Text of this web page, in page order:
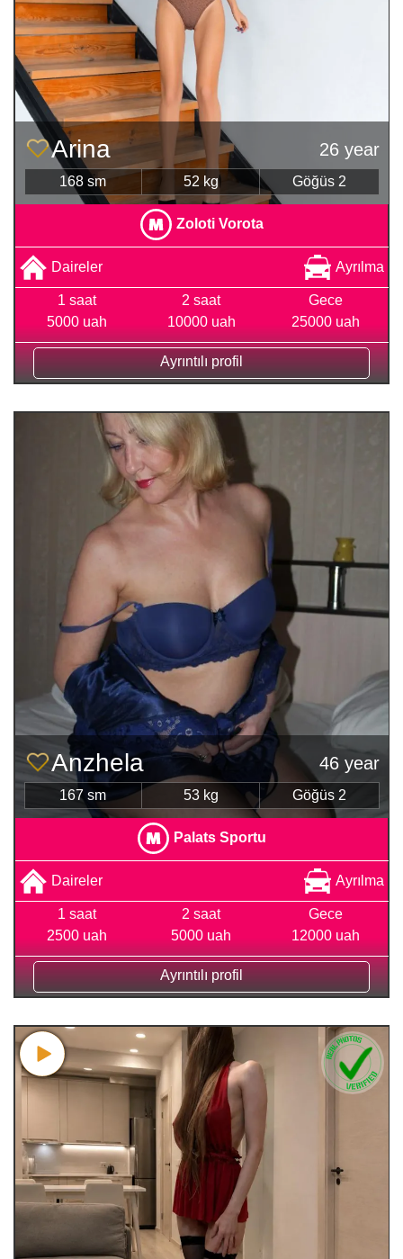
Arina 26 year
168 sm 52 kg Göğüs 2
Zoloti Vorota
Daireler Ayrılma
1 saat
5000 uah
2 saat
10000 uah
Gece
25000 uah
Ayrıntılı profil
Anzhela 46 year
167 sm 53 kg Göğüs 2
Palats Sportu
Daireler Ayrılma
1 saat
2500 uah
2 saat
5000 uah
Gece
12000 uah
Ayrıntılı profil